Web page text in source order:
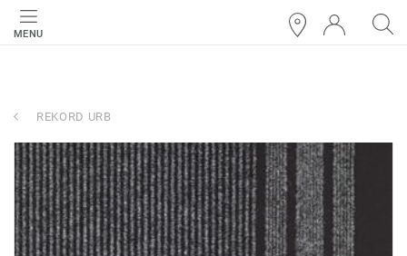
MENU
REKORD URB